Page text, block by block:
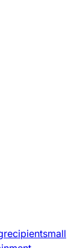
recipientsmall